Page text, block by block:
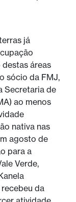
já
áreas
sócio da FMJ,
Secretaria de
ao menos
nativa nas
agosto de
para a
Verde,
da